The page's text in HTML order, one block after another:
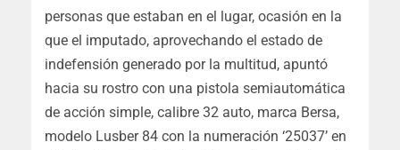
personas que estaban en el lugar, ocasión en la
que el imputado, aprovechando el estado de
indefensión generado por la multitud, apuntó
hacia su rostro con una pistola semiautomática
de acción simple, calibre 32 auto, marca Bersa,
modelo Lusber 84 con la numeración ‘25037’ en